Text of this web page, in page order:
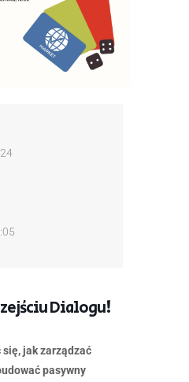
Dialogu!
się, jak zarządzać
pasywny